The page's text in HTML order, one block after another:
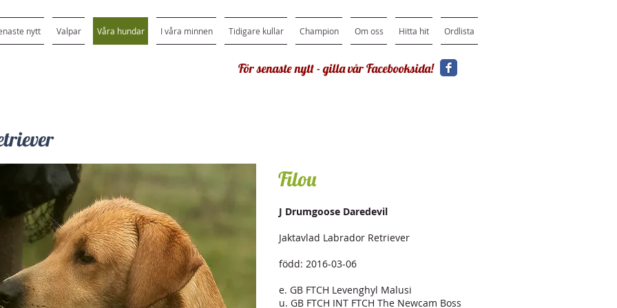
nytt Valpar Våra hundar I våra minnen Tidigare kullar Champion Om oss Hitta hit Ordlista
För senaste nytt - gilla vår Facebooksida!
Filou
J Drumgoose Daredevil
Jaktavlad Labrador Retriever
född: 2016-03-06
e. GB FTCH Levenghyl Malusi
u. GB FTCH INT FTCH The Newcam Boss